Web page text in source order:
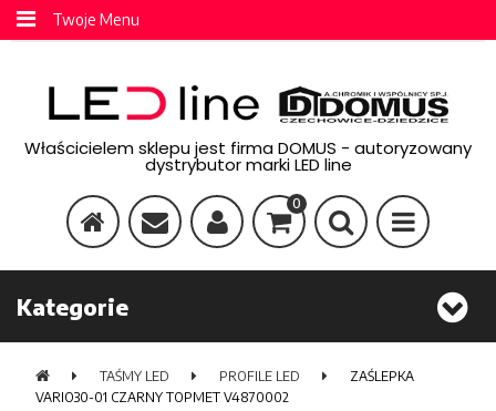
Twoje Menu
Właścicielem sklepu jest firma DOMUS - autoryzowany
dystrybutor marki LED line
0
Kategorie
TAŚMY LED PROFILE LED
ZAŚLEPKA
VARIO30-01 CZARNY TOPMET V4870002